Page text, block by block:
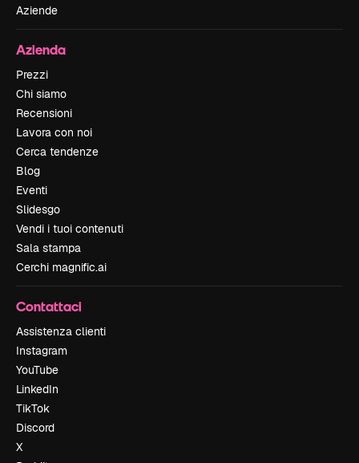
Aziende
Azienda
Prezzi
Chi siamo
Recensioni
Lavora con noi
Cerca tendenze
Blog
Eventi
Slidesgo
Vendi i tuoi contenuti
Sala stampa
Cerchi magnific.ai
Contattaci
Assistenza clienti
Instagram
YouTube
LinkedIn
TikTok
Discord
X